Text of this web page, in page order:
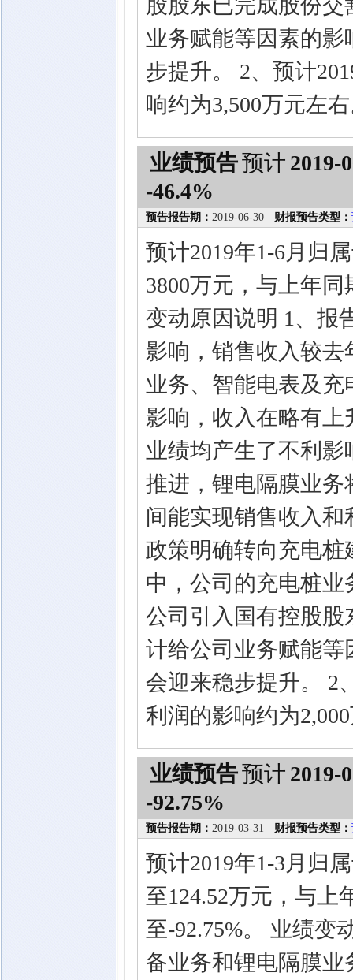
股股东已完成股份
业务赋能等因素的
步提升。 2、预计
响约为3,500万元左
业绩预告预计 2019-
-46.4%
预告报告期： 2019-06-30 财报预告类型：
预计2019年1-6月归
3800万元，与上年同
变动原因说明 1、报
影响，销售收入较
业务、智能电表及
影响，收入在略有
业绩均产生了不利影
推进，锂电隔膜业
间能实现销售收入
政策明确转向充电
中，公司的充电桩
公司引入国有控股
计给公司业务赋能
会迎来稳步提升。 2
利润的影响约为
业绩预告预计 2019-
-92.75%
预告报告期： 2019-03-31 财报预告类型：
预计2019年1-3月归
至124.52万元，与上
至-92.75%。 业绩变
备业务和锂电隔膜